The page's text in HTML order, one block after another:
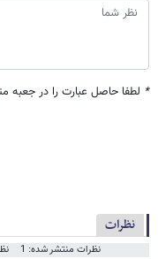
* لطفا حاصل عبارت را در جعبه
نظرات
نظرات منتشر شده: 1